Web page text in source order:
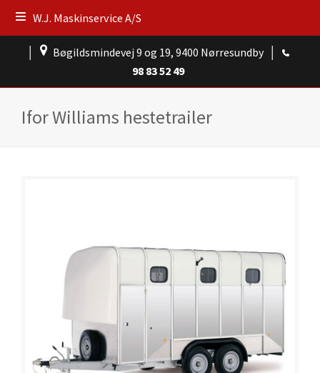
W.J. Maskinservice A/S
Bøgildsmindevej 9 og 19, 9400 Nørresundby
98 83 52 49
Ifor Williams hestetrailer